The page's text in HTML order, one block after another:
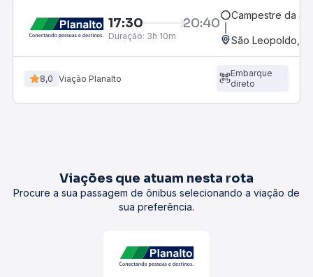
17:30 20:40
Duração: 3h 10m
Campestre da
São Leopoldo,
8,0 Viação Planalto
Embarque
direto
Viações que atuam nesta rota
Procure a sua passagem de ônibus selecionando a viação de
sua preferência.